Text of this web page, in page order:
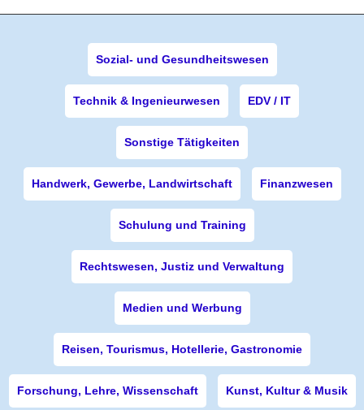
Sozial- und Gesundheitswesen
Technik & Ingenieurwesen EDV / IT
Sonstige Tätigkeiten
Handwerk, Gewerbe, Landwirtschaft Finanzwesen
Schulung und Training
Rechtswesen, Justiz und Verwaltung
Medien und Werbung
Reisen, Tourismus, Hotellerie, Gastronomie
Forschung, Lehre, Wissenschaft Kunst, Kultur & Musik